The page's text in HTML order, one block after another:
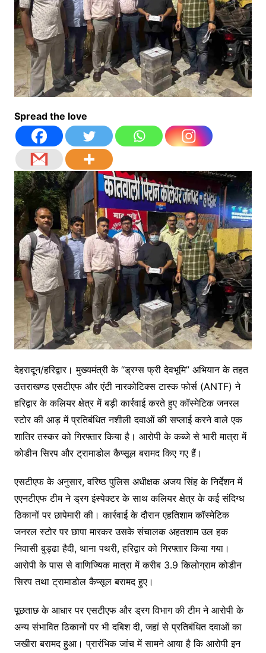
Spread the love
देहरादून/हरिद्वार। मुख्यमंत्री के “ड्रग्स फ्री देवभूमि” अभियान के तहत
उत्तराखण्ड एसटीएफ और एंटी नारकोटिक्स टास्क फोर्स (ANTF) ने
हरिद्वार के कलियर क्षेत्र में बड़ी कार्रवाई करते हुए कॉस्मेटिक जनरल
स्टोर की आड़ में प्रतिबंधित नशीली दवाओं की सप्लाई करने वाले एक
शातिर तस्कर को गिरफ्तार किया है। आरोपी के कब्जे से भारी मात्रा में
कोडीन सिरप और ट्रामाडोल कैप्सूल बरामद किए गए हैं।
एसटीएफ के अनुसार, वरिष्ठ पुलिस अधीक्षक अजय सिंह के निर्देशन में
एएनटीएफ टीम ने ड्रग इंस्पेक्टर के साथ कलियर क्षेत्र के कई संदिग्ध
ठिकानों पर छापेमारी की। कार्रवाई के दौरान एहतिशाम कॉस्मेटिक
जनरल स्टोर पर छापा मारकर उसके संचालक अहतशाम उल हक
निवासी बुड्ढा हैदी, थाना पथरी, हरिद्वार को गिरफ्तार किया गया।
आरोपी के पास से वाणिज्यिक मात्रा में करीब 3.9 किलोग्राम कोडीन
सिरप तथा ट्रामाडोल कैप्सूल बरामद हुए।
पूछताछ के आधार पर एसटीएफ और ड्रग विभाग की टीम ने आरोपी के
अन्य संभावित ठिकानों पर भी दबिश दी, जहां से प्रतिबंधित दवाओं का
जखीरा बरामद हुआ। प्रारंभिक जांच में सामने आया है कि आरोपी इन